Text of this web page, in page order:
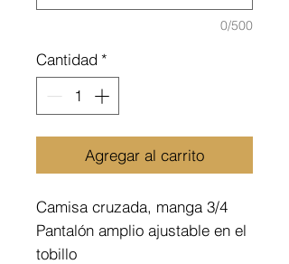
0/500
Cantidad *
Agregar al carrito
Camisa cruzada, manga 3/4
Pantalón amplio ajustable en el
tobillo